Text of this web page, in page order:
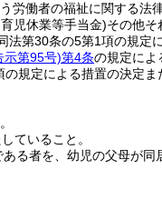
労働者の福祉に関する法
児休業等手当金)その他そ
法第30条の5第1項の規定
示第95号)第4条の規定によ
規定による措置の決定ま
ていること。
る者を、幼児の父母が